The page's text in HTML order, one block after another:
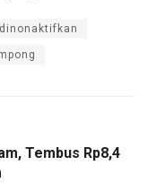
Tembus Rp8,4